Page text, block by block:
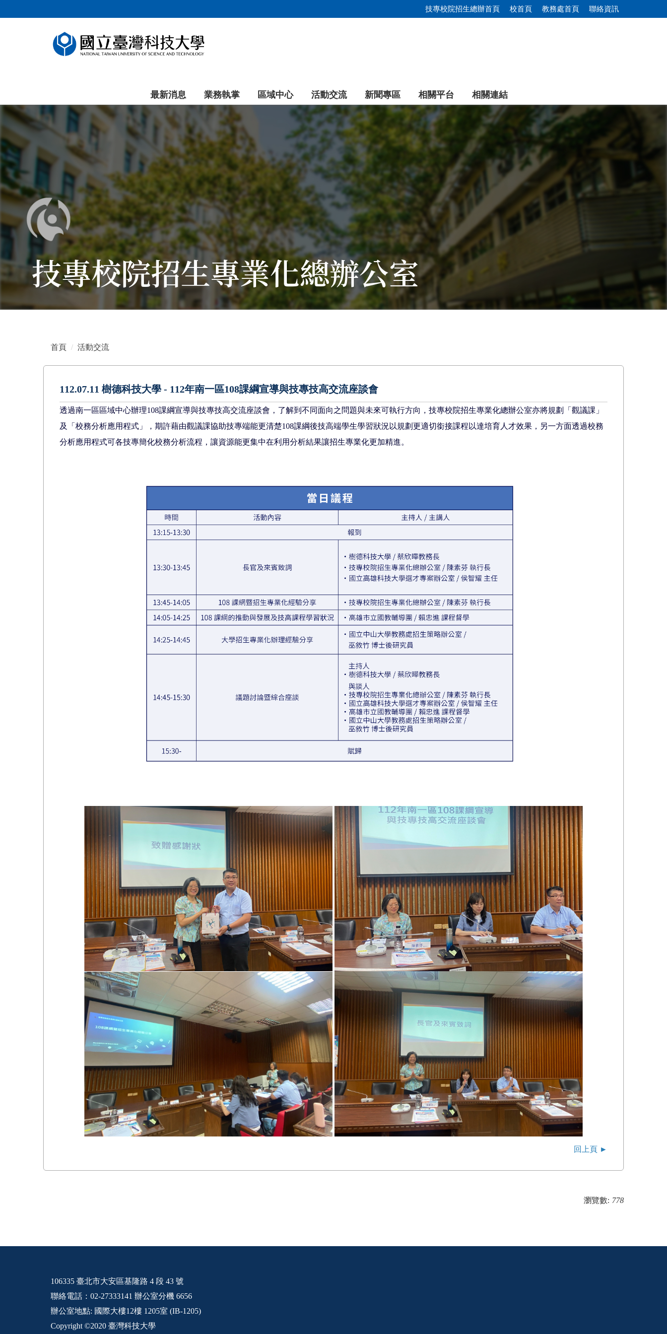
到
技專校院招生總辦首頁 校首頁 教務處首頁 聯絡資訊
最新消息 業務執掌 區域中心 活動交流 新聞專區 相關平台 相關連結
技專校院招生專業化總辦公室
首頁 活動交流
112.07.11 樹德科技大學 - 112年南一區108課綱宣導與技專技高交流座談會
透過南一區區域中心辦理108課綱宣導與技專技高交流座談會，了解到不同面向之問題與未來可執行方向，技專校院招生專業化總辦公室亦將規劃「觀議課」
及「校務分析應用程式」，期許藉由觀議課協助技專端能更清楚108課綱後技高端學生學習狀況以規劃更適切銜接課程以達培育人才效果，另一方面透過校務
分析應用程式可各技專簡化校務分析流程，讓資源能更集中在利用分析結果讓招生專業化更加精進。
回上頁 ►
瀏覽數: 778
106335 臺北市大安區基隆路 4 段 43 號
聯絡電話：02-27333141 辦公室分機 6656
辦公室地點: 國際大樓12樓 1205室 (IB-1205)
Copyright ©2020 臺灣科技大學